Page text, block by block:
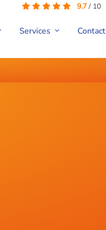
9.7 / 10
Services Contact